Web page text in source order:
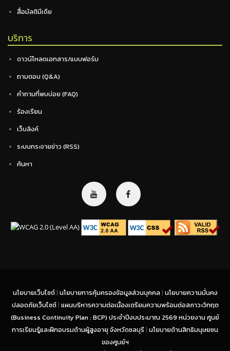
สื่อมัลติมีเดีย
บริการ
ดาวน์โหลดเอกสาร/แบบฟอร์ม
ถามตอบ (Q&A)
คำถามที่พบบ่อย (FAQ)
ร้องเรียน
เว็บลิงค์
ระบบกระจายข่าว (RSS)
ค้นหา
นโยบายเว็บไซต์ | นโยบายการคุ้มครองข้อมูลส่วนบุคคล | นโยบายความมั่นคง
ปลอดภัยเว็บไซต์ | แผนบริหารความต่อเนื่องเตรียมความพร้อมต่อสภาวะวิกฤต
(Business Continuity Plan : BCP) ประจำปีงบประมาณ 2569 หน่วยงาน ศูนย์
การเรียนรู้และฝึกอบรมด้านผู้สูงอายุ จังหวัดชลบุรี | นโยบายด้านสิทธิมนุษยชน
ของศูนย์ฯ